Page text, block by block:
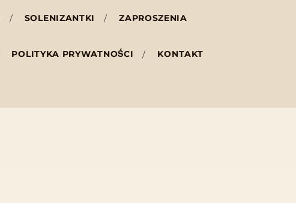
SOLENIZANTKI ZAPROSZENIA
POLITYKA PRYWATNOŚCI KONTAKT